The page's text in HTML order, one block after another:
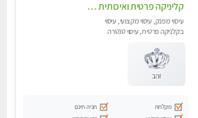
קליניקה פרטית ואיכותית באשדוד 0535019250
עיסוי מפנק, עיסוי מקצועי, עיסוי
בקלניקה פרטית, עיסוי טנטרה
זהב
מקלחת
חניה חינם